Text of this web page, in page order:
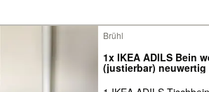
Brühl
1x IKEA ADILS Bein
(justierbar) neuwertig